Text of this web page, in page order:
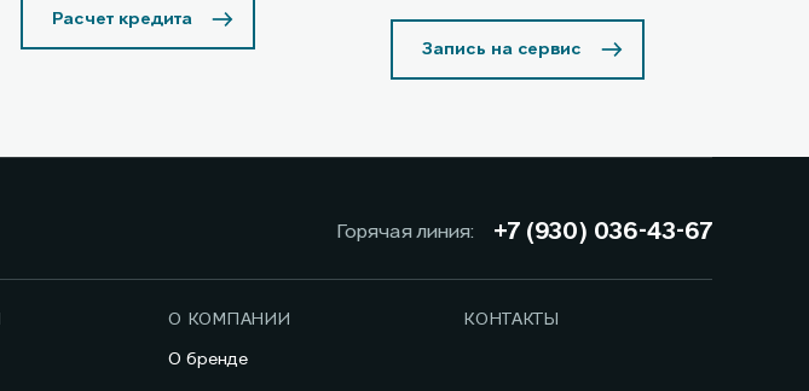
Расчет кредита
Запись на сервис
Горячая линия: +7 (930) 036-43-67
О КОМПАНИИ
О бренде
КОНТАКТЫ